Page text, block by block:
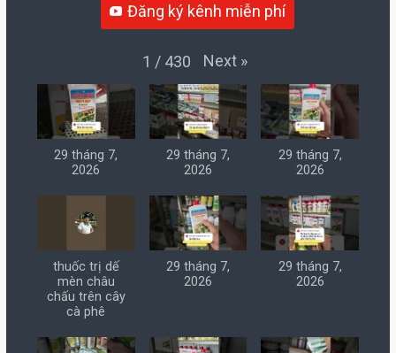
Đăng ký kênh miễn phí
1 / 430 Next »
29 tháng 7,
2026
29 tháng 7,
2026
29 tháng 7,
2026
thuốc trị dế
mèn châu
chấu trên cây
cà phê
29 tháng 7,
2026
29 tháng 7,
2026